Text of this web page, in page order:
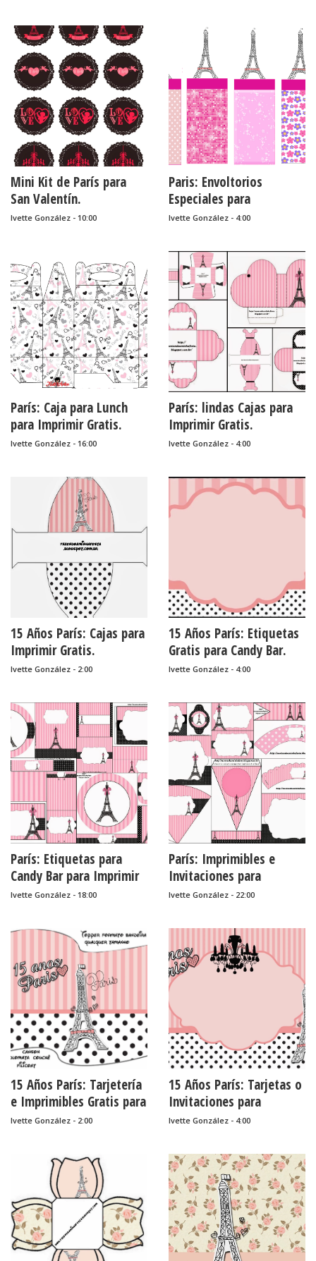
Mini Kit de París para
San Valentín.
Ivette González - 10:00
Paris: Envoltorios
Especiales para
Golosinas, para Imprimir
Ivette González - 4:00
París: Caja para Lunch
para Imprimir Gratis.
Ivette González - 16:00
París: lindas Cajas para
Imprimir Gratis.
Ivette González - 4:00
15 Años París: Cajas para
Imprimir Gratis.
Ivette González - 2:00
15 Años París: Etiquetas
Gratis para Candy Bar.
Ivette González - 4:00
París: Etiquetas para
Candy Bar para Imprimir
Gratis.
Ivette González - 18:00
París: Imprimibles e
Invitaciones para
Imprimir Gratis.
Ivette González - 22:00
15 Años París: Tarjetería
e Imprimibles Gratis para
Candy Bar.
Ivette González - 2:00
15 Años París: Tarjetas o
Invitaciones para
Imprimir Gratis.
Ivette González - 4:00